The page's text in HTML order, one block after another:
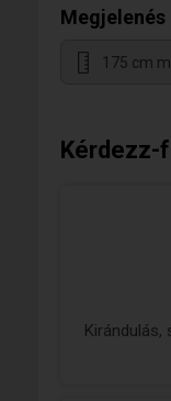
Megjelenés
175 cm
Kérdezz-
Kirándulás,